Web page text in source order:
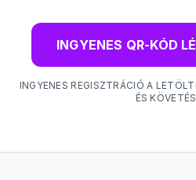
INGYENES QR-KÓD
INGYENES REGISZTRÁCIÓ A
ÉS